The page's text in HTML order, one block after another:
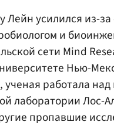
Лейн усилился из-
и
сети Mind
Нью-
ученая работала
лаборатории Лос-
пропавшие